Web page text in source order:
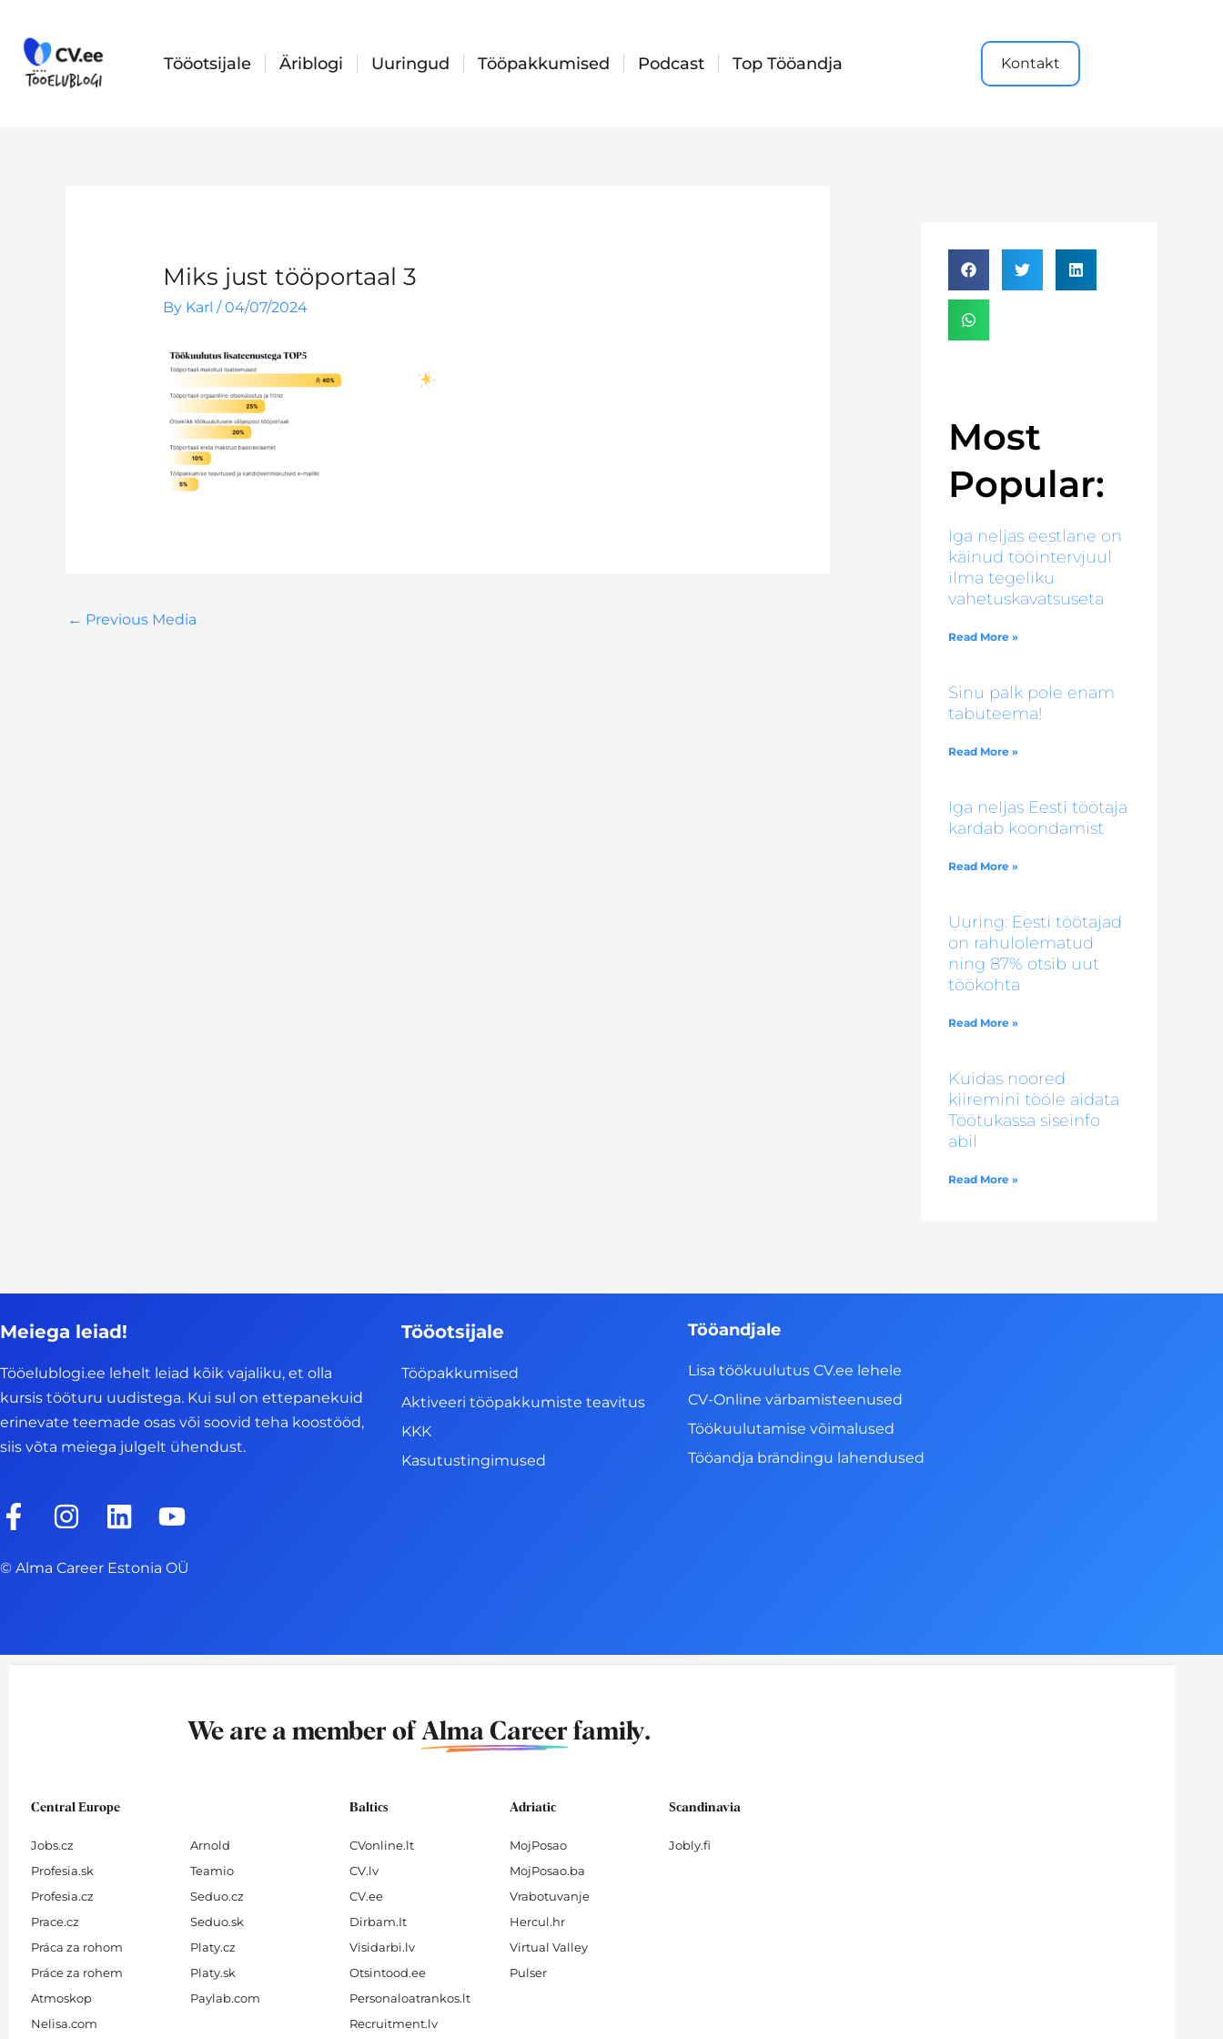
content
Tööotsijale Äriblogi Uuringud Tööpakkumised Podcast Top Tööandja Kontakt
Miks just tööportaal 3
By Karl /04/07/2024
← Previous Media
Most
Popular:
Iga neljas eestlane on
käinud tööintervjuul
ilma tegeliku
vahetuskavatsuseta
Read More »
Sinu palk pole enam
tabuteema!
Read More »
Iga neljas Eesti töötaja
kardab koondamist
Read More »
Uuring: Eesti töötajad
on rahulolematud
ning 87% otsib uut
töökohta
Read More »
Kuidas noored
kiiremini tööle aidata
Töötukassa siseinfo
abil
Read More »
Meiega leiad!
Tööelublogi.ee lehelt leiad kõik vajaliku, et olla
kursis tööturu uudistega. Kui sul on ettepanekuid
erinevate teemade osas või soovid teha koostööd,
siis võta meiega julgelt ühendust.
F
c
o
I
s
g
L
n
d
Y
u
b
© Alma Career Estonia OÜ
Tööotsijale
Tööpakkumised
Aktiveeri tööpakkumiste teavitus
KKK
Kasutustingimused
Tööandjale
Lisa töökuulutus CV.ee lehele
CV-Online värbamisteenused
Töökuulutamise võimalused
Tööandja brändingu lahendused
We are a member of Alma Careerfamily.
Central Europe
Jobs.cz
Profesia.sk
Profesia.cz
Prace.cz
Práca za rohom
Práce za rohem
Atmoskop
Nelisa.com
Arnold
Teamio
Seduo.cz
Seduo.sk
Platy.cz
Platy.sk
Paylab.com
Baltics
CVonline.lt
CV.lv
CV.ee
Dirbam.It
Visidarbi.lv
Otsintood.ee
Personaloatrankos.lt
Recruitment.lv
Adriatic
MojPosao
MojPosao.ba
Vrabotuvanje
Hercul.hr
Virtual Valley
Pulser
Scandinavia
Jobly.fi